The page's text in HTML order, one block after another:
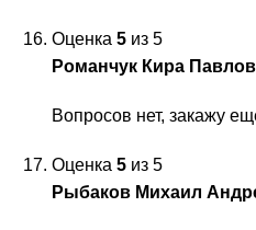
Оценка 5 из 5
Романчук Кира
Вопросов нет, закажу
Оценка 5 из 5
Рыбаков Михаил